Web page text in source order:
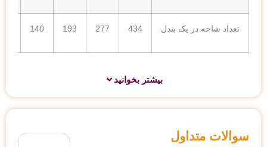
تعداد شاخه در یک بندل 434
277
193
140
بیشتر بخوانید
سوالات متداول